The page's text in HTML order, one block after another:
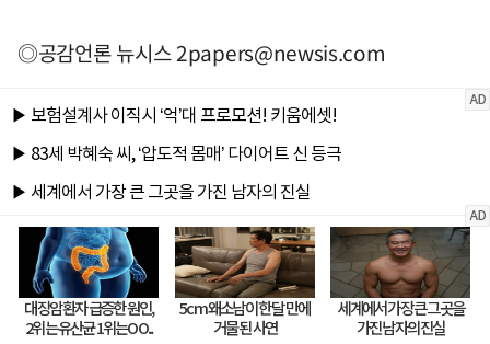
◎공감언론 뉴시스2papers@newsis.com